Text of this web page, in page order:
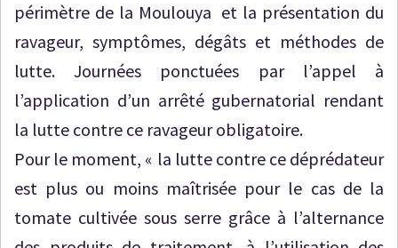
périmètre de la Moulouya et la présentation du
ravageur, symptômes, dégâts et méthodes de
lutte. Journées ponctuées par l’appel à
l’application d’un arrêté gubernatorial rendant
la lutte contre ce ravageur obligatoire.
Pour le moment, « la lutte contre ce déprédateur
est plus ou moins maîtrisée pour le cas de la
tomate cultivée sous serre grâce à l’alternance